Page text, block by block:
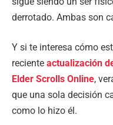
derrotado. Ambas son
Y si te interesa cómo
reciente actualización
Elder Scrolls Online,
que una sola decisión
como lo hizo él.